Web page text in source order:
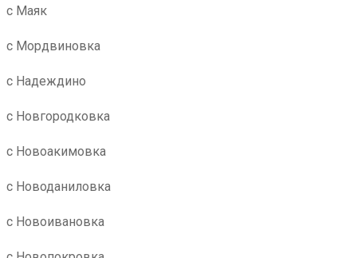
с Маяк
с Мордвиновка
с Надеждино
с Новгородковка
с Новоакимовка
с Новоданиловка
с Новоивановка